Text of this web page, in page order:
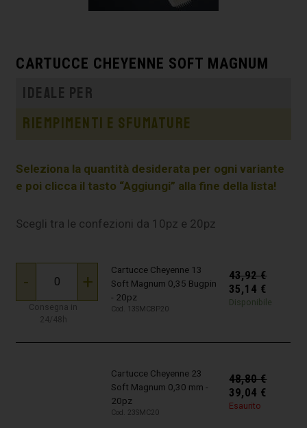
CARTUCCE CHEYENNE SOFT MAGNUM
Ideale per
Riempimenti e sfumature
Seleziona la quantità desiderata per ogni variante
e poi clicca il tasto “Aggiungi” alla fine della lista!
Scegli tra le confezioni da 10pz e 20pz
- +
Consegna in
24/48h
Cartucce Cheyenne 13
Soft Magnum 0,35 Bugpin
- 20pz
Cod. 13SMCBP20
43,92€
35,14 €
Disponibile
Cartucce Cheyenne 23
Soft Magnum 0,30 mm -
20pz
Cod. 23SMC20
48,80€
39,04 €
Esaurito